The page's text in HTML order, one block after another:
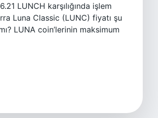
LUNCH karşılığında işlem
Luna Classic (LUNC) fiyatı şu
LUNA coin’lerinin maksimum